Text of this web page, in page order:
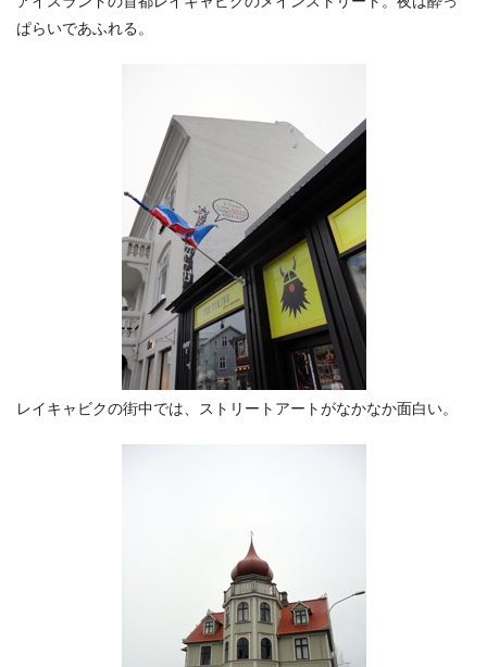
ぱらいであふれる。
レイキャビクの街中では、ストリートアートがなかなか面白い。